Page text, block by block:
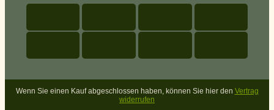
Wenn Sie einen Kauf abgeschlossen haben, können Sie hier den Vertrag
widerrufen